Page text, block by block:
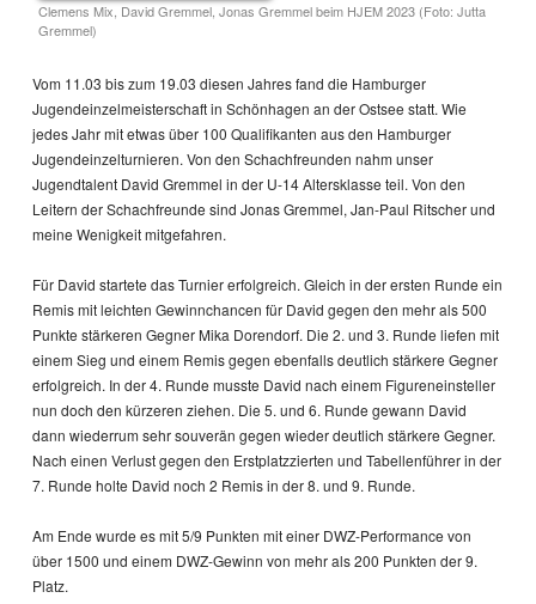
Clemens Mix, David Gremmel, Jonas Gremmel beim HJEM 2023 (Foto: Jutta
Gremmel)
Vom 11.03 bis zum 19.03 diesen Jahres fand die Hamburger
Jugendeinzelmeisterschaft in Schönhagen an der Ostsee statt. Wie
jedes Jahr mit etwas über 100 Qualifikanten aus den Hamburger
Jugendeinzelturnieren. Von den Schachfreunden nahm unser
Jugendtalent David Gremmel in der U-14 Altersklasse teil. Von den
Leitern der Schachfreunde sind Jonas Gremmel, Jan-Paul Ritscher und
meine Wenigkeit mitgefahren.
Für David startete das Turnier erfolgreich. Gleich in der ersten Runde ein
Remis mit leichten Gewinnchancen für David gegen den mehr als 500
Punkte stärkeren Gegner Mika Dorendorf. Die 2. und 3. Runde liefen mit
einem Sieg und einem Remis gegen ebenfalls deutlich stärkere Gegner
erfolgreich. In der 4. Runde musste David nach einem Figureneinsteller
nun doch den kürzeren ziehen. Die 5. und 6. Runde gewann David
dann wiederrum sehr souverän gegen wieder deutlich stärkere Gegner.
Nach einen Verlust gegen den Erstplatzzierten und Tabellenführer in der
7. Runde holte David noch 2 Remis in der 8. und 9. Runde.
Am Ende wurde es mit 5/9 Punkten mit einer DWZ-Performance von
über 1500 und einem DWZ-Gewinn von mehr als 200 Punkten der 9.
Platz.